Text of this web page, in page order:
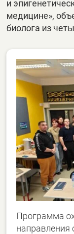
и
медицине»,
биолога из
Программа
направления